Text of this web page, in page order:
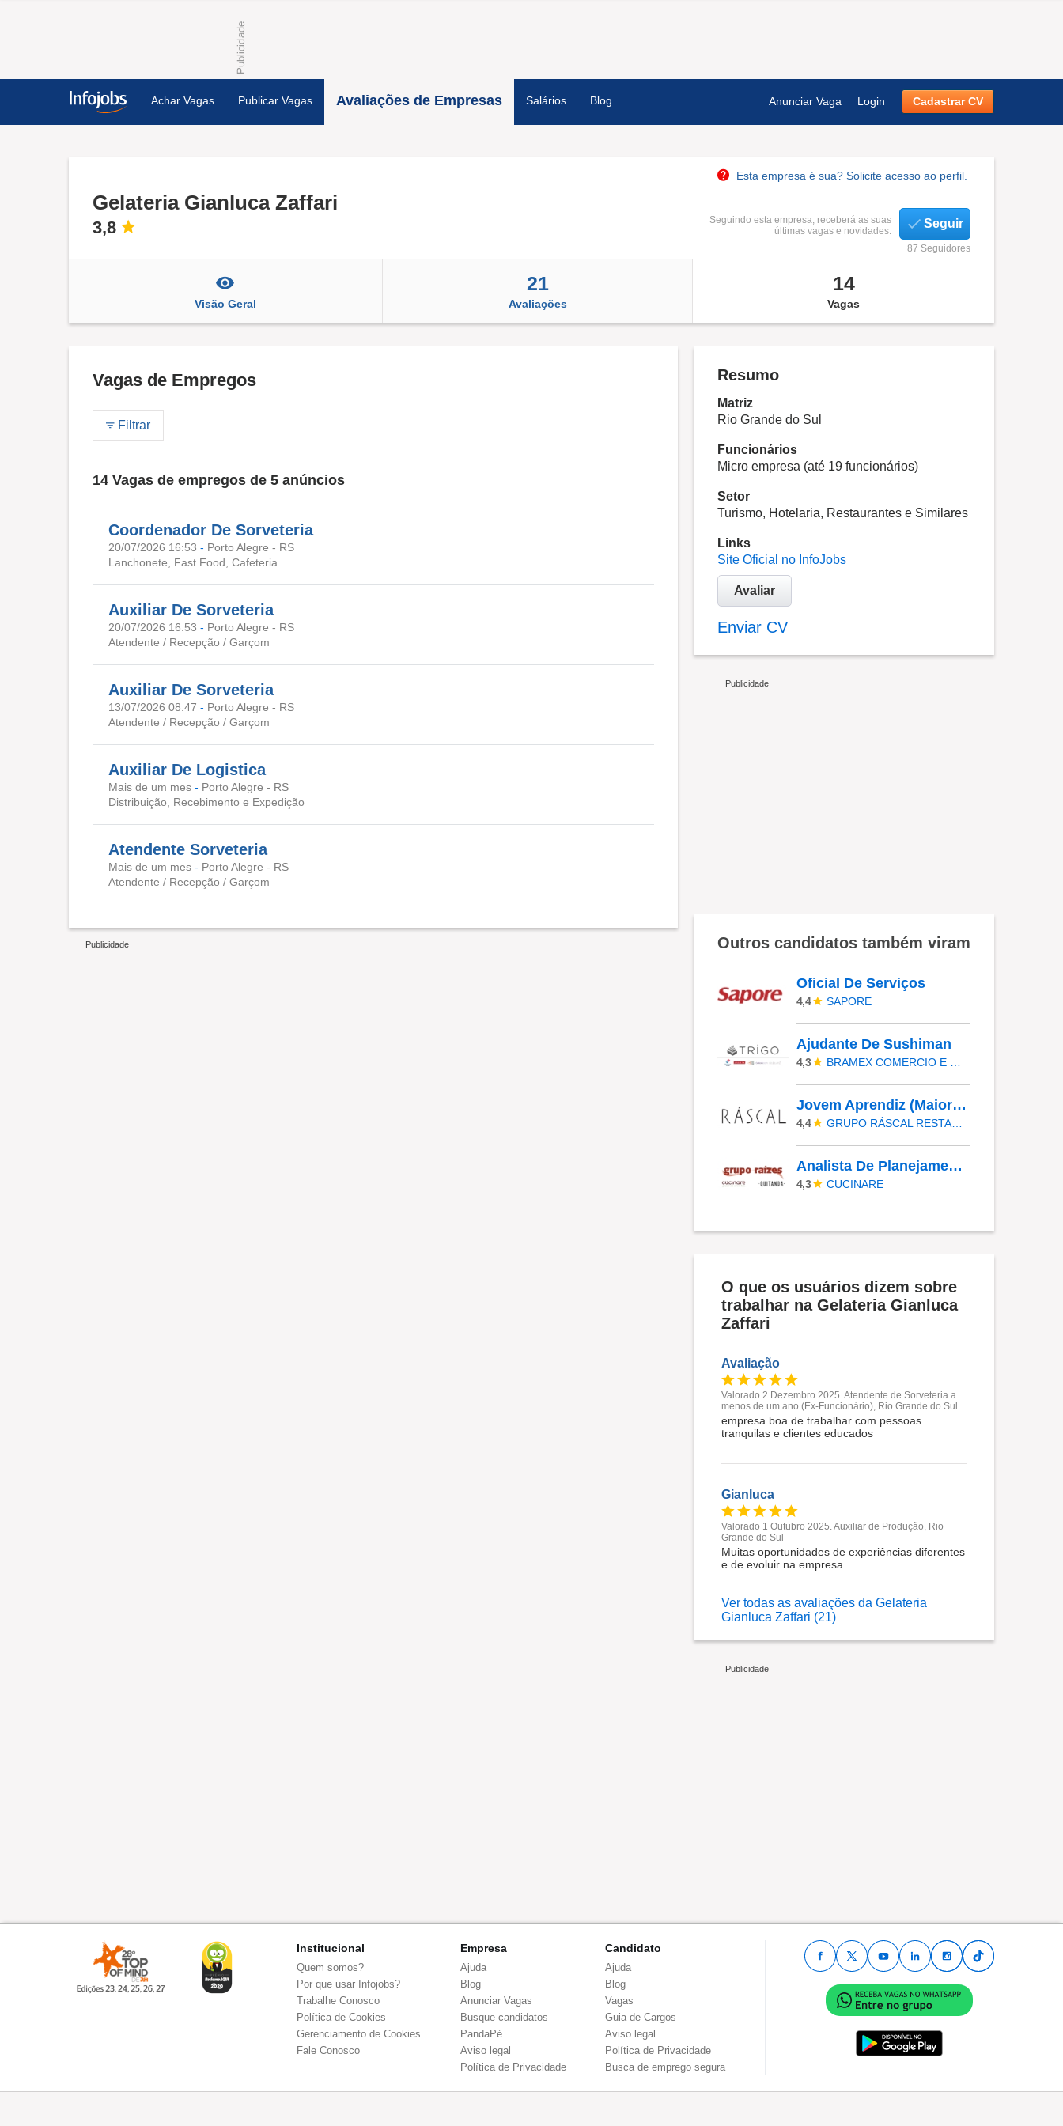
Achar Vagas Publicar Vagas Avaliações de Empresas Salários Blog Anunciar Vaga Login Cadastrar CV
Esta empresa é sua? Solicite acesso ao perfil.
Gelateria Gianluca Zaffari
3,8
Seguindo esta empresa, receberá as suas
últimas vagas e novidades.
Seguir
87 Seguidores
Visão Geral
21
Avaliações
14
Vagas
Vagas de Empregos
Filtrar
14 Vagas de empregos de 5 anúncios
Coordenador De Sorveteria
20/07/2026 16:53 - Porto Alegre - RS
Lanchonete, Fast Food, Cafeteria
Auxiliar De Sorveteria
20/07/2026 16:53 - Porto Alegre - RS
Atendente / Recepção / Garçom
Auxiliar De Sorveteria
13/07/2026 08:47 - Porto Alegre - RS
Atendente / Recepção / Garçom
Auxiliar De Logistica
Mais de um mes - Porto Alegre - RS
Distribuição, Recebimento e Expedição
Atendente Sorveteria
Mais de um mes - Porto Alegre - RS
Atendente / Recepção / Garçom
Resumo
Matriz
Rio Grande do Sul
Funcionários
Micro empresa (até 19 funcionários)
Setor
Turismo, Hotelaria, Restaurantes e Similares
Links
Site Oficial no InfoJobs
Avaliar
Enviar CV
Outros candidatos também viram
Oficial De Serviços
4,4 SAPORE
Ajudante De Sushiman
4,3
Jovem Aprendiz (Maiores De 18) - Ráscal Shop. Villa Lobos
4,4
Analista De Planejamento De Cardápios Sr
4,3 CUCINARE
O que os usuários dizem sobre
trabalhar na Gelateria Gianluca
Zaffari
Avaliação
Valorado 2 Dezembro 2025. Atendente de Sorveteria a
menos de um ano (Ex-Funcionário), Rio Grande do Sul
empresa boa de trabalhar com pessoas
tranquilas e clientes educados
Gianluca
Valorado 1 Outubro 2025. Auxiliar de Produção, Rio
Grande do Sul
Muitas oportunidades de experiências diferentes
e de evoluir na empresa.
Ver todas as avaliações da Gelateria
Gianluca Zaffari (21)
Institucional
Quem somos?
Por que usar Infojobs?
Trabalhe Conosco
Política de Cookies
Gerenciamento de Cookies
Fale Conosco
Empresa
Ajuda
Blog
Anunciar Vagas
Busque candidatos
PandaPé
Aviso legal
Política de Privacidade
Candidato
Ajuda
Blog
Vagas
Guia de Cargos
Aviso legal
Política de Privacidade
Busca de emprego segura